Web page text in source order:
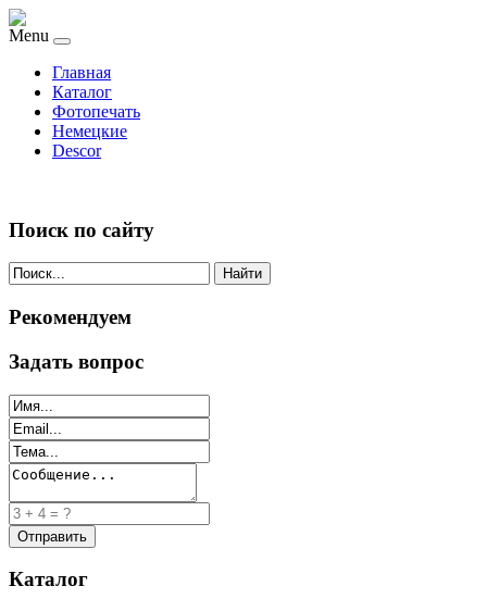
Menu
Главная
Каталог
Фотопечать
Немецкие
Descor
Поиск по сайту
Найти
Рекомендуем
Задать вопрос
Каталог